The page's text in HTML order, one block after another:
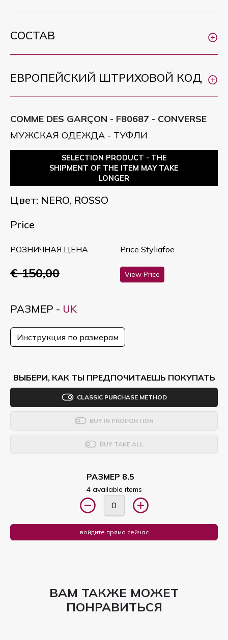
СОСТАВ
ЕВРОПЕЙСКИЙ ШТРИХОВОЙ КОД
COMME DES GARÇON - F80687 - CONVERSE
МУЖСКАЯ ОДЕЖДА - ТУФЛИ
SELECTION PRODUCT - THE
SHIPMENT OF THE ITEM MAY TAKE
LONGER
Цвет: NERO, ROSSO
Price
РОЗНИЧНАЯ ЦЕНА
€ 150,00
Price Styliafoe
View Price
РАЗМЕР - UK
Инструкция по размерам
ВЫБЕРИ, КАК ТЫ ПРЕДПОЧИТАЕШЬ ПОКУПАТЬ
CLASSIC PURCHASE METHOD
BUY IN PROPORTION
BUY TAKE ALL
РАЗМЕР 8.5
4 available items
войдите прямо сейчас
ВАМ ТАКЖЕ МОЖЕТ
ПОНРАВИТЬСЯ